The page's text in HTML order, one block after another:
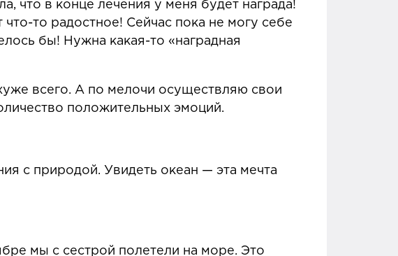
что в конце лечения у меня будет награда!
то радостное! Сейчас пока не могу себе
бы! Нужна какая-то «наградная
всего. А по мелочи осуществляю свои
положительных эмоций.
с природой. Увидеть океан — эта мечта
мы с сестрой полетели на море. Это